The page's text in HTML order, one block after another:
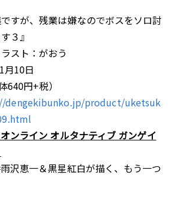
ですが、残業は嫌なのでボスをソロ討
３』
スト：がおう
月10日
640円+税）
dengekibunko.jp/product/uketsuk
ンライン オルタナティブ ガンゲイ
雨沢恵一＆黒星紅白が描く、もう一つ